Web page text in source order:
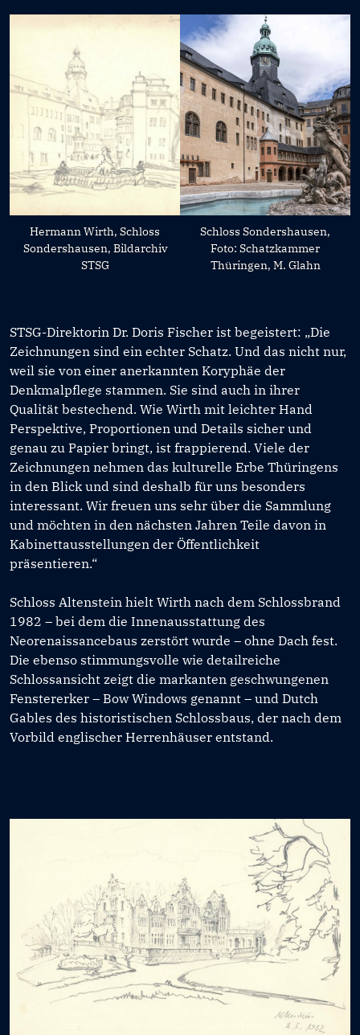
Hermann Wirth, Schloss
Sondershausen, Bildarchiv
STSG
Schloss Sondershausen,
Foto: Schatzkammer
Thüringen, M. Glahn
STSG-Direktorin Dr. Doris Fischer ist begeistert: „Die
Zeichnungen sind ein echter Schatz. Und das nicht nur,
weil sie von einer anerkannten Koryphäe der
Denkmalpflege stammen. Sie sind auch in ihrer
Qualität bestechend. Wie Wirth mit leichter Hand
Perspektive, Proportionen und Details sicher und
genau zu Papier bringt, ist frappierend. Viele der
Zeichnungen nehmen das kulturelle Erbe Thüringens
in den Blick und sind deshalb für uns besonders
interessant. Wir freuen uns sehr über die Sammlung
und möchten in den nächsten Jahren Teile davon in
Kabinettausstellungen der Öffentlichkeit
präsentieren.“
Schloss Altenstein hielt Wirth nach dem Schlossbrand
1982 – bei dem die Innenausstattung des
Neorenaissancebaus zerstört wurde – ohne Dach fest.
Die ebenso stimmungsvolle wie detailreiche
Schlossansicht zeigt die markanten geschwungenen
Fenstererker – Bow Windows genannt – und Dutch
Gables des historistischen Schlossbaus, der nach dem
Vorbild englischer Herrenhäuser entstand.